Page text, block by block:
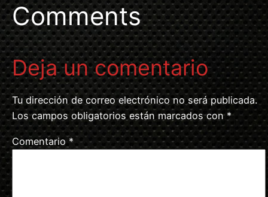
Comments
Deja un comentario
Tu dirección de correo electrónico no será publicada.
Los campos obligatorios están marcados con *
Comentario*